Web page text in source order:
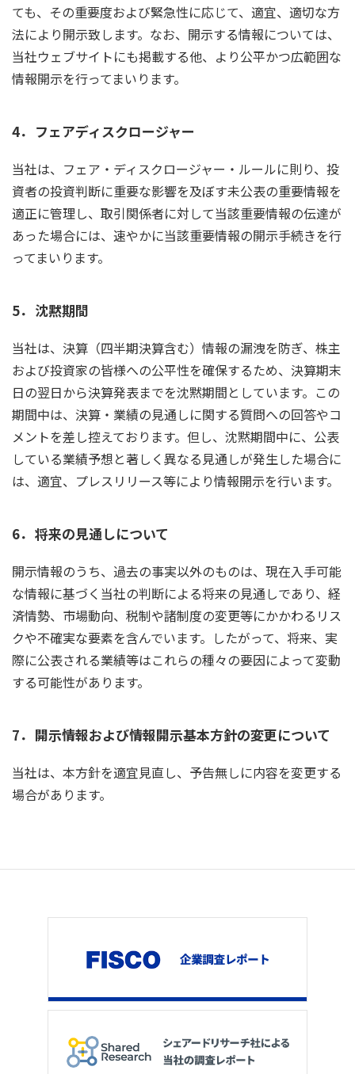
ても、その重要度および緊急性に応じて、適宜、適切な方
法により開示致します。なお、開示する情報については、
当社ウェブサイトにも掲載する他、より公平かつ広範囲な
情報開示を行ってまいります。
4． フェアディスクロージャー
当社は、フェア・ディスクロージャー・ルールに則り、投
資者の投資判断に重要な影響を及ぼす未公表の重要情報を
適正に管理し、取引関係者に対して当該重要情報の伝達が
あった場合には、速やかに当該重要情報の開示手続きを行
ってまいります。
5． 沈黙期間
当社は、決算（四半期決算含む）情報の漏洩を防ぎ、株主
および投資家の皆様への公平性を確保するため、決算期末
日の翌日から決算発表までを沈黙期間としています。この
期間中は、決算・業績の見通しに関する質問への回答やコ
メントを差し控えております。但し、沈黙期間中に、公表
している業績予想と著しく異なる見通しが発生した場合に
は、適宜、プレスリリース等により情報開示を行います。
6． 将来の見通しについて
開示情報のうち、過去の事実以外のものは、現在入手可能
な情報に基づく当社の判断による将来の見通しであり、経
済情勢、市場動向、税制や諸制度の変更等にかかわるリス
クや不確実な要素を含んでいます。したがって、将来、実
際に公表される業績等はこれらの種々の要因によって変動
する可能性があります。
7． 開示情報および情報開示基本方針の変更について
当社は、本方針を適宜見直し、予告無しに内容を変更する
場合があります。